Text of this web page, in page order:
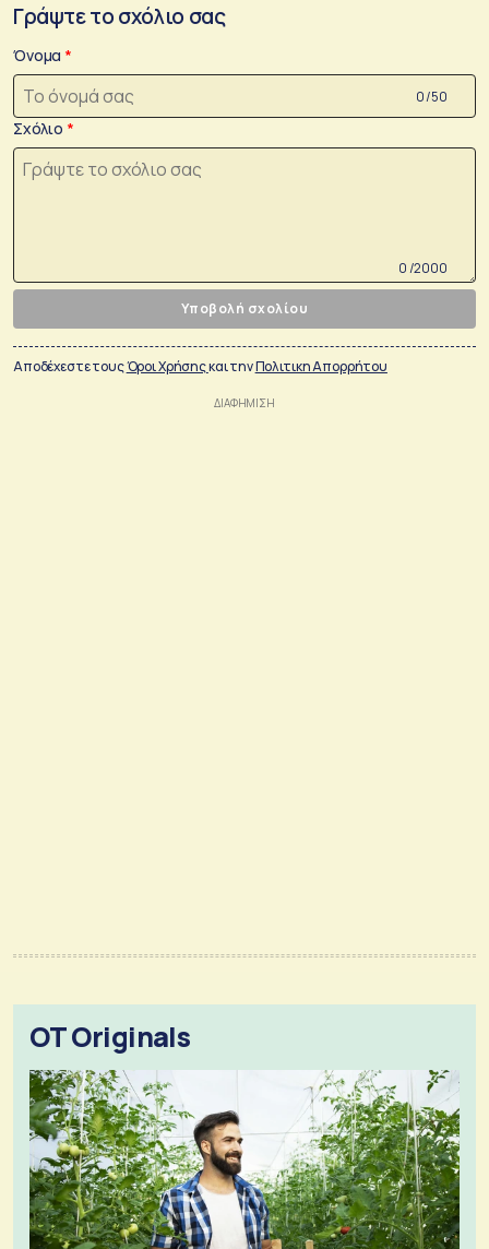
Γράψτε το σχόλιο σας
Όνομα
0 /50
Σχόλιο
0 /2000
Υποβολή σχολίου
Αποδέχεστε τουςΌροι Χρήσηςκαι τηνΠολιτικη Απορρήτου
OT Originals